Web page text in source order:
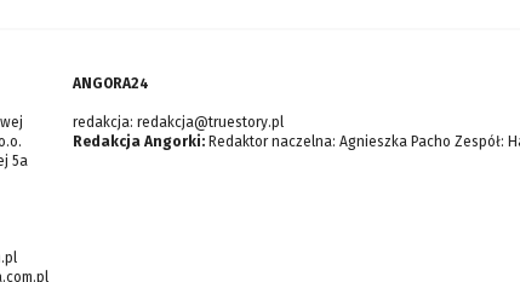
5a
ANGORA24
redakcja: redakcja@truestory.pl
Redakcja Angorki: Redaktor naczelna: Agnieszka Pacho Zespół: